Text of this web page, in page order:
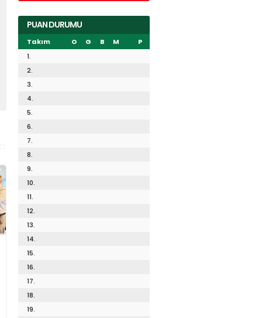
PUAN DURUMU
Takım O G B M
P
1.
2.
3.
4.
5.
6.
7.
8.
9.
10.
11.
12.
13.
14.
15.
16.
17.
18.
19.